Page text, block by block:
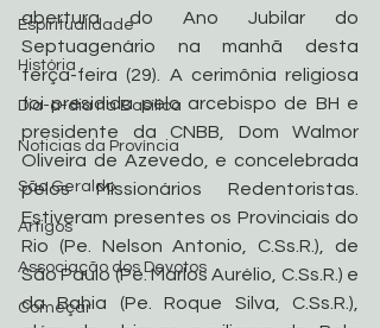
Espiritualidade
História
Dia-a-dia na Basílica
Noticias da Província
São Geraldo
Artigos
Associação dos Devotos
Começar
abertura do Ano Jubilar do
Septuagenário na manhã desta
terça-feira (29). A cerimônia religiosa
foi presidida pelo arcebispo de BH e
presidente da CNBB, Dom Walmor
Oliveira de Azevedo, e concelebrada
pelos Missionários Redentoristas.
Estiveram presentes os Provinciais do
Rio (Pe. Nelson Antonio, C.Ss.R.), de
São Paulo (Pe. Marlos Aurélio, C.Ss.R.) e
da Bahia (Pe. Roque Silva, C.Ss.R.),